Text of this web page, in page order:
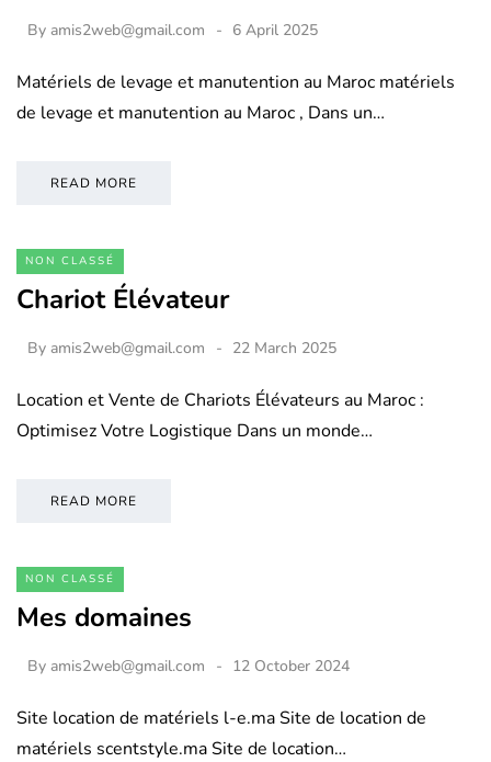
By amis2web@gmail.com 6 April 2025
Matériels de levage et manutention au Maroc matériels
de levage et manutention au Maroc , Dans un…
READ MORE
NON CLASSÉ
Chariot Élévateur
By amis2web@gmail.com 22 March 2025
Location et Vente de Chariots Élévateurs au Maroc :
Optimisez Votre Logistique Dans un monde…
READ MORE
NON CLASSÉ
Mes domaines
By amis2web@gmail.com 12 October 2024
Site location de matériels l-e.ma Site de location de
matériels scentstyle.ma Site de location…